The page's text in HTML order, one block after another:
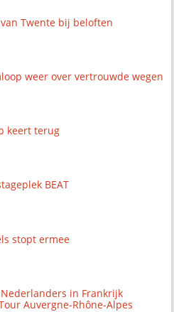
Twente bij beloften
weer over vertrouwde wegen
keert terug
BEAT
stopt ermee
in Frankrijk
Auvergne-Rhône-Alpes